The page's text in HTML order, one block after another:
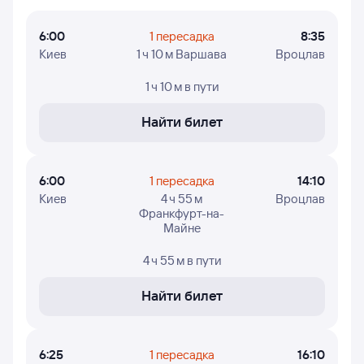
6:00
Киев
1 пересадка
1 ч 10 м Варшава
8:35
Вроцлав
1 ч 10 м в пути
Найти билет
6:00
Киев
1 пересадка
4 ч 55 м
Франкфурт-на-
Майне
14:10
Вроцлав
4 ч 55 м в пути
Найти билет
6:25 1 пересадка 16:10